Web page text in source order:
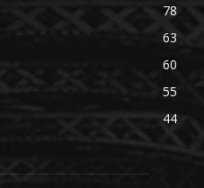
78
63
60
55
44